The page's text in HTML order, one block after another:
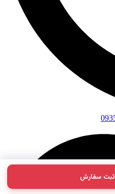
ثبت سفارش